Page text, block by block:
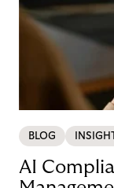
BLOG
AI